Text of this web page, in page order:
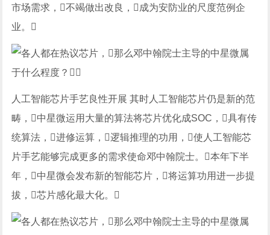
市场需求，不竭做出改良，成为安防业的尺度范例企
业。
人工智能芯片手艺良性开展 其时人工智能芯片仍是新的范
畴，中星微运用大量的算法将芯片优化成SOC，具有传
统算法，进修运算，逻辑推理的功用，使人工智能芯
片手艺能够完成更多的需求使命邓中翰院士。本年下半
年，中星微会发布新的智能芯片，将运算功用进一步提
拔，芯片感化最大化。